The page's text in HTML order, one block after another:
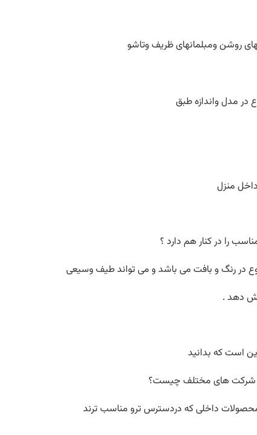
روشن ومبلمانهای ظریف وتاشو
در مدل واندازه طبق
منزل
را در کنار هم دارد ؟
در رنگ و بافت می باشد و می تواند طیف وسیعی
دهد .
است که بدانید
شرکت های مختلف چیست؟
محصولات داخلی که دردسترس ترو مناسب ترند